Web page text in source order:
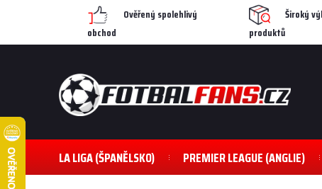
Ověřený spolehlivý
obchod
Široký
produktů
LA LIGA (ŠPANĚLSKO) PREMIER LEAGUE (ANGLIE)